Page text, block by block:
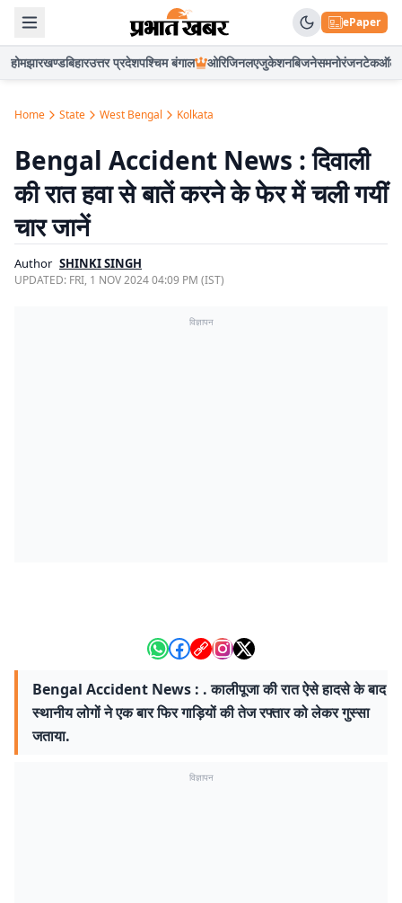
ePaper
होमझारखण्डबिहारउत्तर प्रदेशपश्चिम बंगाल ओरिजिनलएजुकेशनबिजनेसमनोरंजनटेकऑटो
Home State West Bengal Kolkata
Bengal Accident News : दिवाली
की रात हवा से बातें करने के फेर में चली गयीं
चार जानें
Author SHINKI SINGH
UPDATED: FRI, 1 NOV 2024 04:09 PM (IST)
विज्ञापन
Bengal Accident News : . कालीपूजा की रात ऐसे हादसे के बाद
स्थानीय लोगों ने एक बार फिर गाड़ियों की तेज रफ्तार को लेकर गुस्सा
जताया.
विज्ञापन